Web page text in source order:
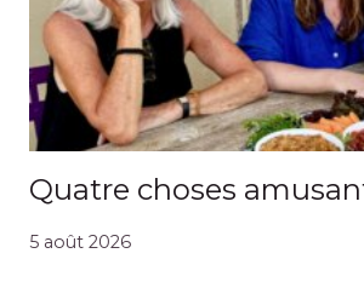
Quatre choses
5 août 2026